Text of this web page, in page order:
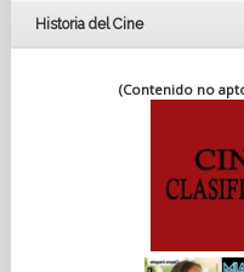
Historia del Cine
(Contenido no